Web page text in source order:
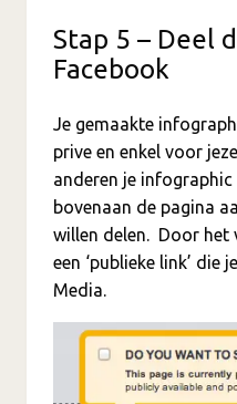
Stap 5 – Deel
Facebook
Je gemaakte
prive en enkel voor
anderen je infographic
bovenaan de pagina
willen delen. Door het
een ‘publieke link’ die
Media.